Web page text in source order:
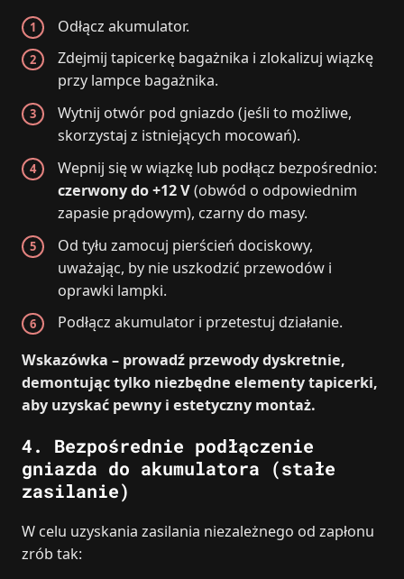
Odłącz akumulator.
Zdejmij tapicerkę bagażnika i zlokalizuj wiązkę
przy lampce bagażnika.
Wytnij otwór pod gniazdo (jeśli to możliwe,
skorzystaj z istniejących mocowań).
Wepnij się w wiązkę lub podłącz bezpośrednio:
czerwony do +12 V(obwód o odpowiednim
zapasie prądowym), czarny do masy.
Od tyłu zamocuj pierścień dociskowy,
uważając, by nie uszkodzić przewodów i
oprawki lampki.
Podłącz akumulator i przetestuj działanie.
Wskazówka – prowadź przewody dyskretnie,
demontując tylko niezbędne elementy tapicerki,
aby uzyskać pewny i estetyczny montaż.
4. Bezpośrednie podłączenie
gniazda do akumulatora (stałe
zasilanie)
W celu uzyskania zasilania niezależnego od zapłonu
zrób tak: